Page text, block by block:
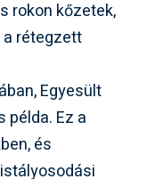
rokon kőzetek,
rétegzett
Egyesült
példa. Ez a
és